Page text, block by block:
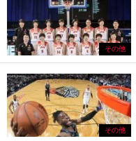
その他
その他